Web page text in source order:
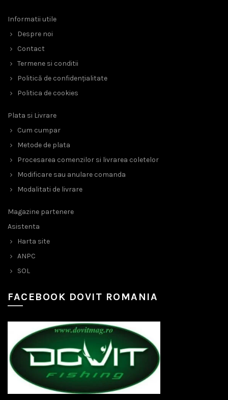
Informatii utile
Despre noi
Contact
Termene si conditii
Politică de confidențialitate
Politica de cookies
Plata si Livrare
Cum cumpar
Metode de plata
Procesarea comenzilor si livrarea coletelor
Modificare sau anulare comanda
Modalitati de livrare
Magazine partenere
Asistenta
Harta site
ANPC
SOL
FACEBOOK DOVIT ROMANIA